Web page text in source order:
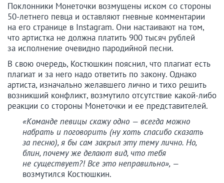
Поклонники Монеточки возмущены иском со стороны
50-летнего певца и оставляют гневные комментарии
на его странице в Instagram. Они настаивают на том,
что артистка не должна платить 900 тысяч рублей
за исполнение очевидно пародийной песни.
В свою очередь, Костюшкин пояснил, что плагиат есть
плагиат и за него надо ответить по закону. Однако
артиста, изначально желавшего лично и тихо решить
возникший конфликт, возмутило отсутствие какой-либо
реакции со стороны Монеточки и ее представителей.
«Команде певицы скажу одно — всегда можно
набрать и поговорить (ну хоть спасибо сказать
за песню), я бы сам закрыл эту тему лично. Но,
блин, почему же делают вид, что тебя
не существует?! Все это неправильно», —
возмутился Костюшкин.